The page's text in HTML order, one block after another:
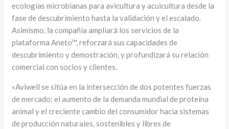
ecologías microbianas para avicultura y acuicultura desde la
fase de descubrimiento hasta la validación y el escalado.
Asimismo, la compañía ampliará los servicios de la
plataforma Aneto™, reforzará sus capacidades de
descubrimiento y demostración, y profundizará su relación
comercial con socios y clientes.
«Aviwell se sitúa en la intersección de dos potentes fuerzas
de mercado: el aumento de la demanda mundial de proteína
animal y el creciente cambio del consumidor hacia sistemas
de producción naturales, sostenibles y libres de